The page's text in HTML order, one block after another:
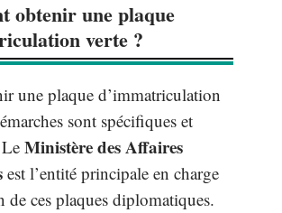
obtenir une plaque
verte ?
une plaque d’immatriculation
sont spécifiques et
Ministère des Affaires
est l’entité principale en charge
de ces plaques diplomatiques.